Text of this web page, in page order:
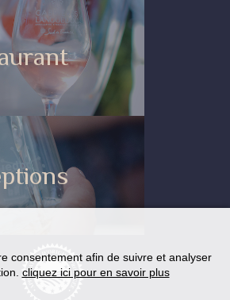
consentement afin de suivre et analyser
cliquez ici pour en savoir plus